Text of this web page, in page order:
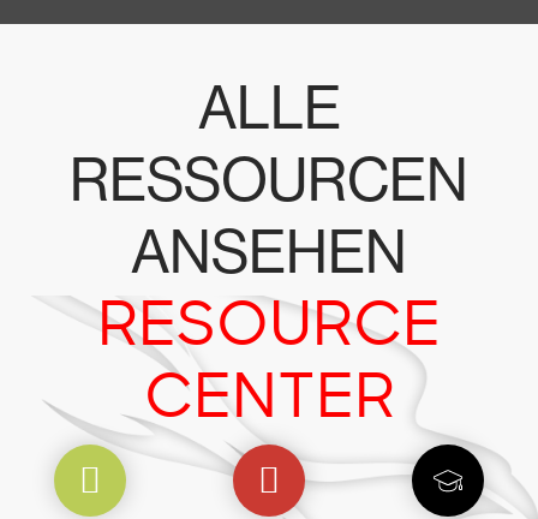
ALLE
RESSOURCEN
ANSEHEN
RESOURCE
CENTER